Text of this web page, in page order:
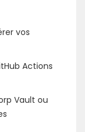
vos
Actions
Vault ou